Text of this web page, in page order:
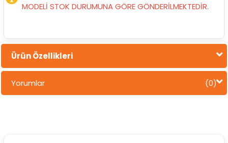
MODELİ STOK DURUMUNA GÖRE GÖNDERİLMEKTEDİR.
Ürün Özellikleri
Yorumlar (0)